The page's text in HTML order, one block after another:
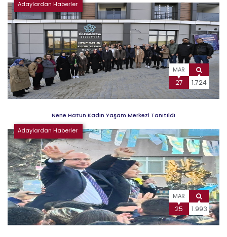
Adaylardan Haberler
MAR
27 1.724
Nene Hatun Kadın Yaşam Merkezi Tanıtıldı
Adaylardan Haberler
MAR
25 1.993